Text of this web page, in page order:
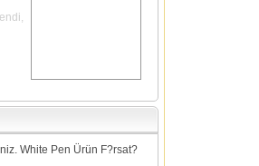
White Pen Ürün F?rsat?